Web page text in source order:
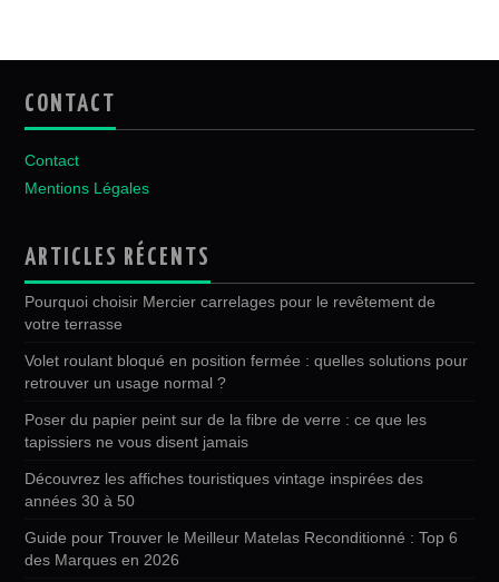
CONTACT
Contact
Mentions Légales
ARTICLES RÉCENTS
Pourquoi choisir Mercier carrelages pour le revêtement de
votre terrasse
Volet roulant bloqué en position fermée : quelles solutions pour
retrouver un usage normal ?
Poser du papier peint sur de la fibre de verre : ce que les
tapissiers ne vous disent jamais
Découvrez les affiches touristiques vintage inspirées des
années 30 à 50
Guide pour Trouver le Meilleur Matelas Reconditionné : Top 6
des Marques en 2026